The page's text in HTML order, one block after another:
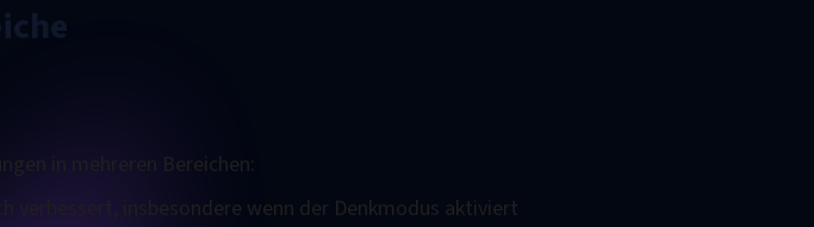
in mehreren Bereichen:
verbessert, insbesondere wenn der Denkmodus aktiviert